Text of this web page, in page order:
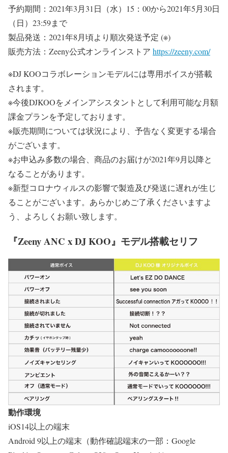
予約期間：2021年3月31日（水）15：00から2021年5月30日
（日）23:59まで
製品発送：2021年8月頃より順次発送予定 (※)
販売方法：Zeeny公式オンラインストア https://zeeny.com/
※DJ KOOコラボレーションモデルには専用ボイスが搭載
されます。
※今後DJKOOをメインアシスタントとして利用可能な月額
課金プランを予定しております。
※販売期間については状況により、予告なく変更する場合
がございます。
※お申込み多数の場合、商品のお届けが2021年9月以降と
なることがあります。
※新型コロナウィルスの影響で製造及び発送に遅れが生じ
ることがございます。あらかじめご了承くださいますよ
う、よろしくお願い致します。
『Zeeny ANC x DJ KOO』モデル搭載セリフ
動作環境
iOS14以上の端末
Android 9以上の端末（動作確認端末の一部：Google